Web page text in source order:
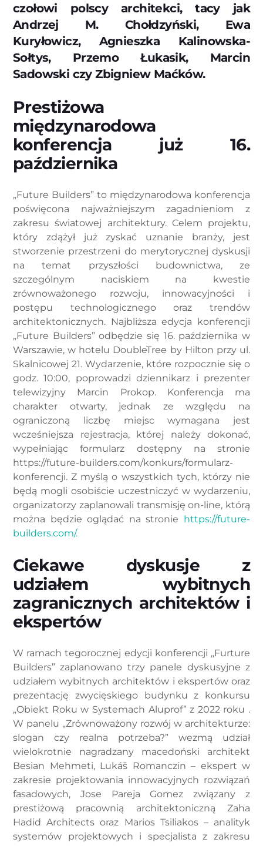
czołowi polscy architekci, tacy jak
Andrzej M. Chołdzyński, Ewa
Kuryłowicz, Agnieszka Kalinowska-
Sołtys, Przemo Łukasik, Marcin
Sadowski czy Zbigniew Maćków.
Prestiżowa
międzynarodowa
konferencja już 16.
października
„Future Builders” to międzynarodowa konferencja
poświęcona najważniejszym zagadnieniom z
zakresu światowej architektury. Celem projektu,
który zdążył już zyskać uznanie branży, jest
stworzenie przestrzeni do merytorycznej dyskusji
na temat przyszłości budownictwa, ze
szczególnym naciskiem na kwestie
zrównoważonego rozwoju, innowacyjności i
postępu technologicznego oraz trendów
architektonicznych. Najbliższa edycja konferencji
„Future Builders” odbędzie się 16. października w
Warszawie, w hotelu DoubleTree by Hilton przy ul.
Skalnicowej 21. Wydarzenie, które rozpocznie się o
godz. 10:00, poprowadzi dziennikarz i prezenter
telewizyjny Marcin Prokop. Konferencja ma
charakter otwarty, jednak ze względu na
ograniczoną liczbę miejsc wymagana jest
wcześniejsza rejestracja, której należy dokonać,
wypełniając formularz dostępny na stronie
https://future-builders.com/konkurs/formularz-
konferencji. Z myślą o wszystkich tych, którzy nie
będą mogli osobiście uczestniczyć w wydarzeniu,
organizatorzy zaplanowali transmisję on-line, którą
można będzie oglądać na stronie
https://future-
builders.com/.
Ciekawe dyskusje z
udziałem wybitnych
zagranicznych architektów i
ekspertów
W ramach tegorocznej edycji konferencji „Furture
Builders” zaplanowano trzy panele dyskusyjne z
udziałem wybitnych architektów i ekspertów oraz
prezentację zwycięskiego budynku z konkursu
„Obiekt Roku w Systemach Aluprof” z 2022 roku .
W panelu „Zrównoważony rozwój w architekturze:
slogan czy realna potrzeba?” wezmą udział
wielokrotnie nagradzany macedoński architekt
Besian Mehmeti, Lukáš Romanczin – ekspert w
zakresie projektowania innowacyjnych rozwiązań
fasadowych, Jose Pareja Gomez związany z
prestiżową pracownią architektoniczną Zaha
Hadid Architects oraz Marios Tsiliakos – analityk
systemów projektowych i specjalista z zakresu